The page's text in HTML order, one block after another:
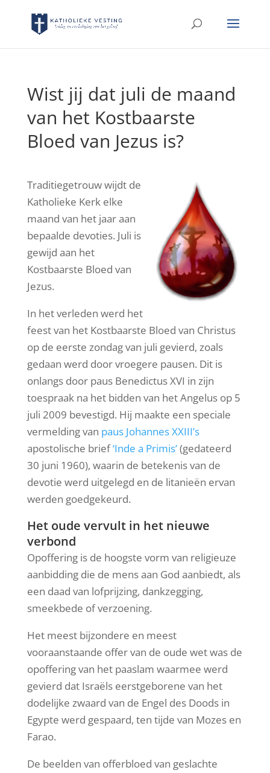
Wist jij dat juli de maand
van het Kostbaarste
Bloed van Jezus is?
Traditiegetrouw wijdt de
Katholieke Kerk elke
maand van het jaar aan
bepaalde devoties. Juli is
gewijd aan het
Kostbaarste Bloed van
Jezus.
In het verleden werd het
feest van het Kostbaarste Bloed van Christus
op de eerste zondag van juli gevierd, zoals
gedaan werd door vroegere pausen. Dit is
onlangs door paus Benedictus XVI in zijn
toespraak na het bidden van het Angelus op 5
juli 2009 bevestigd. Hij maakte een speciale
vermelding van paus Johannes XXIII’s
apostolische brief‘Inde a Primis’(gedateerd
30 juni 1960), waarin de betekenis van de
devotie werd uitgelegd en de litanieën ervan
werden goedgekeurd.
Het oude vervult in het nieuwe
verbond
Opoffering is de hoogste vorm van religieuze
aanbidding die de mens aan God aanbiedt, als
een daad van lofprijzing, dankzegging,
smeekbede of verzoening.
Het meest bijzondere en meest
vooraanstaande offer van de oude wet was de
opoffering van het paaslam waarmee werd
gevierd dat Israëls eerstgeborene van het
dodelijke zwaard van de Engel des Doods in
Egypte werd gespaard, ten tijde van Mozes en
Farao.
De beelden van offerbloed van geslachte